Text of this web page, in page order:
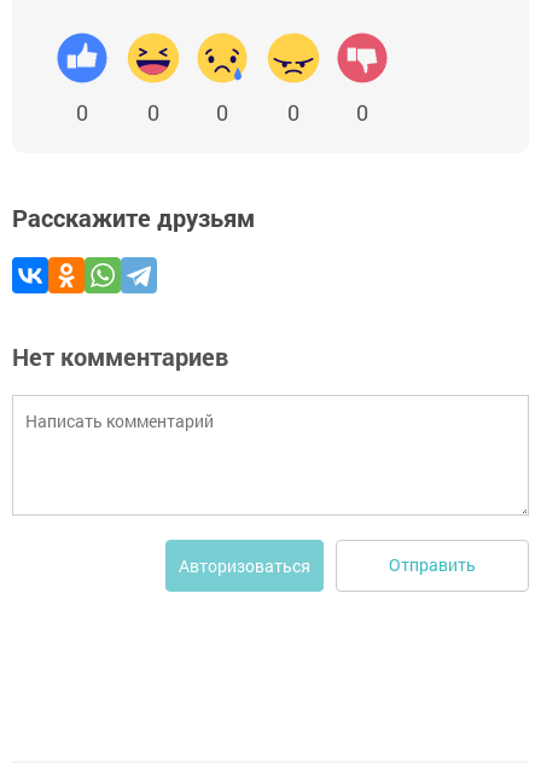
0 0 0 0 0
Расскажите друзьям
Нет комментариев
Авторизоваться Отправить